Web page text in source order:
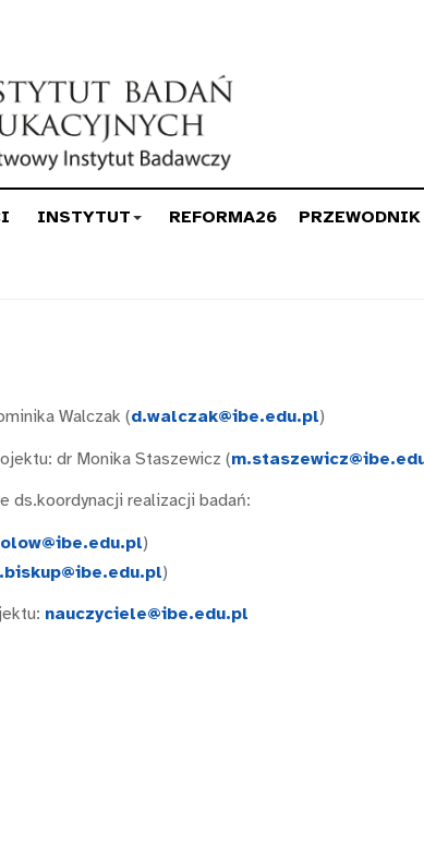
INSTYTUT REFORMA26 PRZEWODNIK
Walczak (d.walczak@ibe.edu.pl)
dr Monika Staszewicz (
ds.koordynacji realizacji badań:
)
)
nauczyciele@ibe.edu.pl